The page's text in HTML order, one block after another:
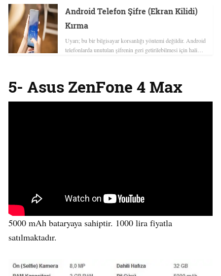
Android Telefon Şifre (Ekran Kilidi)
Kırma
Uyarı; bu bir bilgisayar korsanlığı yöntemi değildir. Android
telefonlarda unutulan şifrenin geri getirilebilmesi için hali…
5- Asus ZenFone 4 Max
5000 mAh bataryaya sahiptir. 1000 lira fiyatla
satılmaktadır.